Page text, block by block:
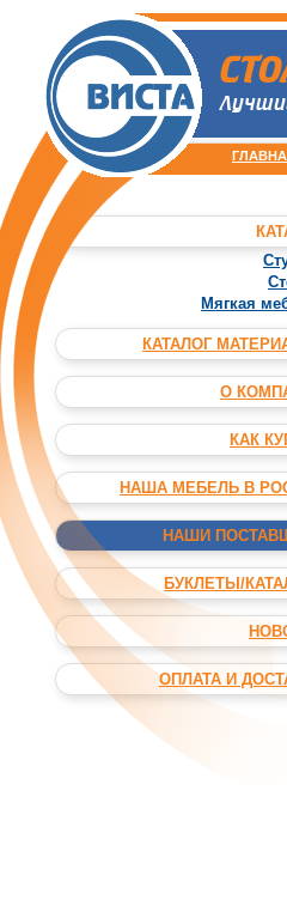
Мягкая
КАТАЛОГ
О
КАК
НАША МЕБЕЛЬ В
НАШИ
БУКЛЕТЫ/
ОПЛАТА И